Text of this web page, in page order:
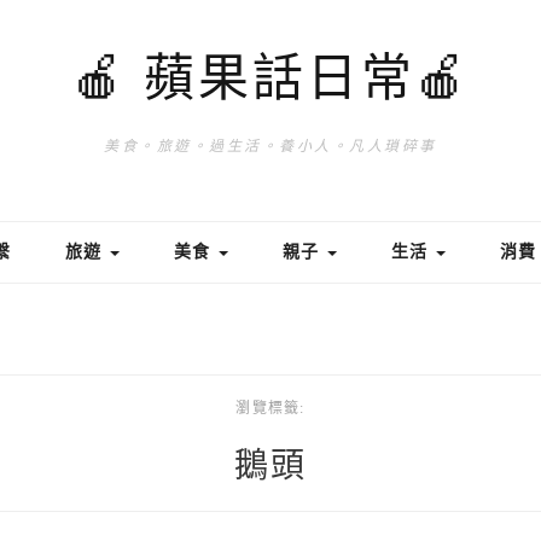
🍎 蘋果話日常🍎
美食。旅遊。過生活。養小人。凡人瑣碎事
旅遊 美食 親子 生活 消費
瀏覽標籤:
鵝頭